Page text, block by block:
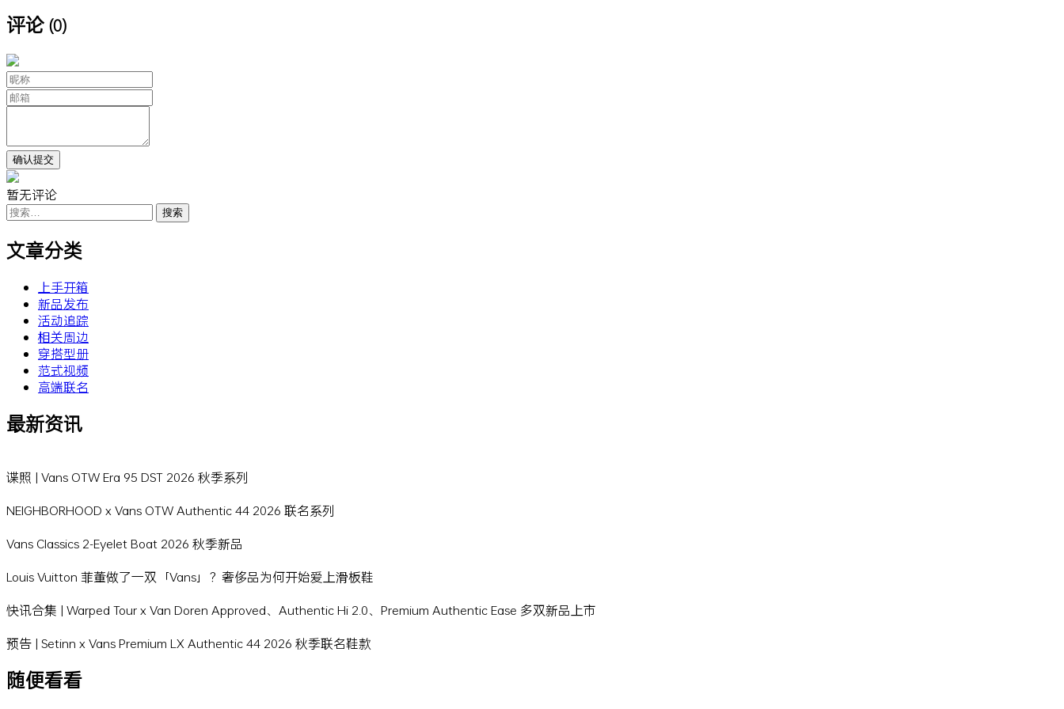
评论 (0)
暂无评论
搜
索：
文章分类
上手开箱
新品发布
活动追踪
相关周边
穿搭型册
范式视频
高端联名
最新资讯
谍照 | Vans OTW Era 95 DST 2026 秋季系列
NEIGHBORHOOD x Vans OTW Authentic 44 2026 联名系列
Vans Classics 2-Eyelet Boat 2026 秋季新品
Louis Vuitton 菲董做了一双「Vans」？奢侈品为何开始爱上滑板鞋
快讯合集 | Warped Tour x Van Doren Approved、Authentic Hi 2.0、Premium Authentic Ease 多双新品上市
预告 | Setinn x Vans Premium LX Authentic 44 2026 秋季联名鞋款
随便看看